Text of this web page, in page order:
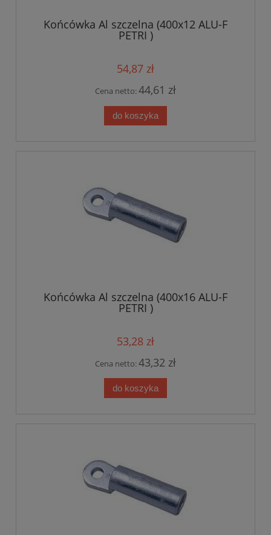
Końcówka Al szczelna (400x12 ALU-F
PETRI )
54,87 zł
Cena netto:44,61 zł
do koszyka
Końcówka Al szczelna (400x16 ALU-F
PETRI )
53,28 zł
Cena netto:43,32 zł
do koszyka